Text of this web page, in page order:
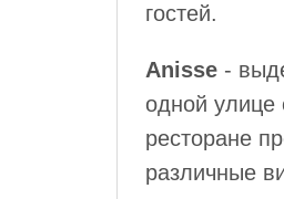
гостей.
Anisse -
одной улице
ресторане
различные